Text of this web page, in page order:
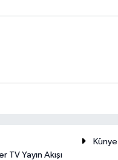
Künye
TV Yayın Akışı